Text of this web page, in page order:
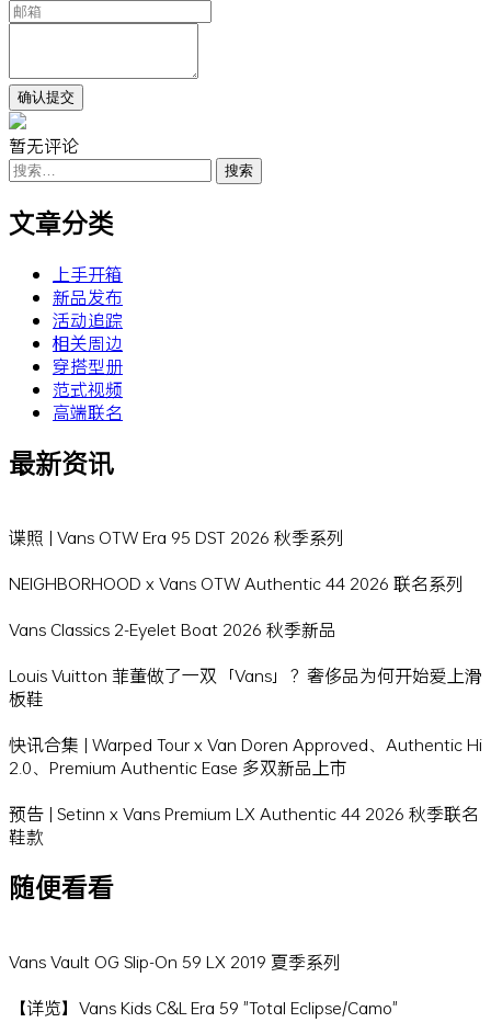
暂无评论
搜
索：
文章分类
上手开箱
新品发布
活动追踪
相关周边
穿搭型册
范式视频
高端联名
最新资讯
谍照 | Vans OTW Era 95 DST 2026 秋季系列
NEIGHBORHOOD x Vans OTW Authentic 44 2026 联名系列
Vans Classics 2-Eyelet Boat 2026 秋季新品
Louis Vuitton 菲董做了一双「Vans」？奢侈品为何开始爱上滑
板鞋
快讯合集 | Warped Tour x Van Doren Approved、Authentic Hi
2.0、Premium Authentic Ease 多双新品上市
预告 | Setinn x Vans Premium LX Authentic 44 2026 秋季联名
鞋款
随便看看
Vans Vault OG Slip-On 59 LX 2019 夏季系列
【详览】Vans Kids C&L Era 59 "Total Eclipse/Camo"